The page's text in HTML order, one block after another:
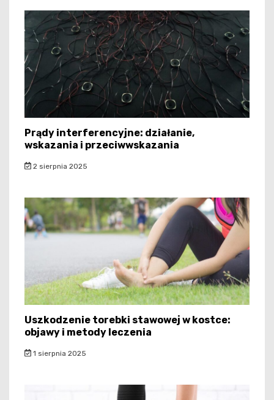
Prądy interferencyjne: działanie,
wskazania i przeciwwskazania
2 sierpnia 2025
Uszkodzenie torebki stawowej w kostce:
objawy i metody leczenia
1 sierpnia 2025